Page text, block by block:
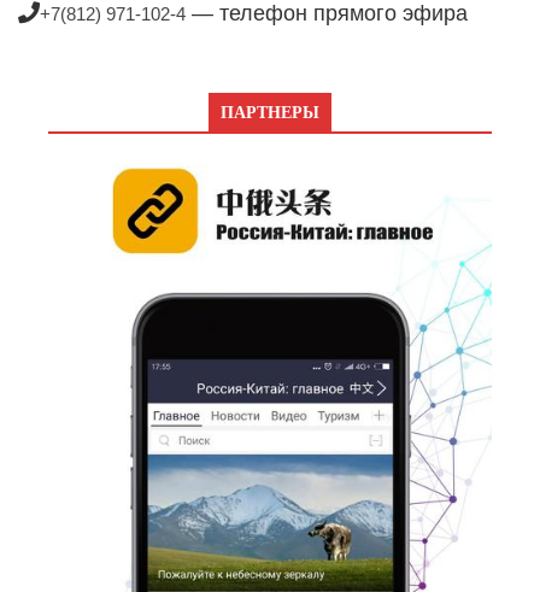
+7(812) 971-102-4 — телефон прямого эфира
ПАРТНЕРЫ